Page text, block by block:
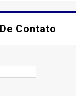
Contato